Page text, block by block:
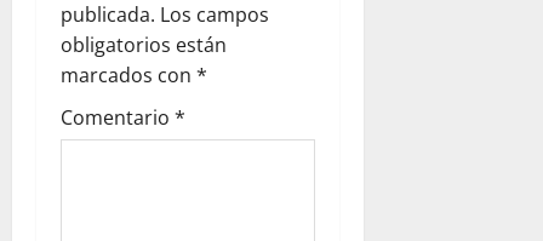
publicada. Los campos
obligatorios están
marcados con *
Comentario *